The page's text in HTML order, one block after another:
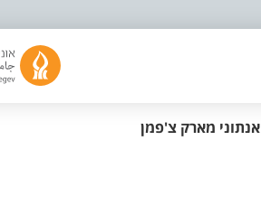
אנתוני מארק צ'פמן